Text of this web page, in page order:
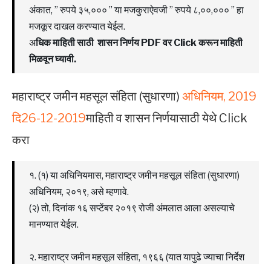
अंकात, ” रुपये ३५,००० ” या मजकुराऐवजी ” रुपये ८,००,००० ” हा
मजकूर दाखल करण्यात येईल.
अधिक माहिती साठी शासन निर्णय PDF वर Click करून माहिती
मिळवून घ्यावी.
महाराष्ट्र जमीन महसूल संहिता (सुधारणा) अधिनियम, 2019
दि26-12-2019माहिती व शासन निर्णयासाठी येथे Click
करा
१. (१) या अधिनियमास, महाराष्ट्र जमीन महसूल संहिता (सुधारणा)
अधिनियम, २०१९, असे म्हणावे.
(२) तो, दिनांक १६ सप्टेंबर २०१९ रोजी अंमलात आला असल्याचे
मानण्यात येईल.
२. महाराष्ट्र जमीन महसूल संहिता, १९६६ (यात यापुढे ज्याचा निर्देश